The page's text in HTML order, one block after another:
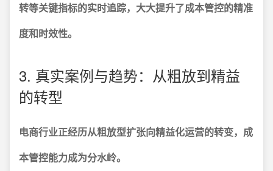
转等关键指标的实时追踪，大大提升了成本管控的精准
度和时效性。
3. 真实案例与趋势：从粗放到精益
的转型
电商行业正经历从粗放型扩张向精益化运营的转变，成
本管控能力成为分水岭。